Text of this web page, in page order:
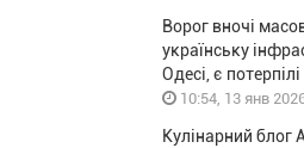
Ворог вночі
українську
Одесі, є потерпілі
10:54, 13 янв
Кулінарний блог